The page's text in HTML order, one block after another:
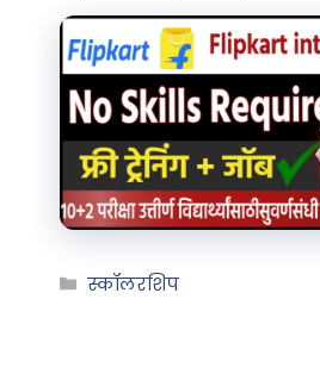
स्कॉलरशिप